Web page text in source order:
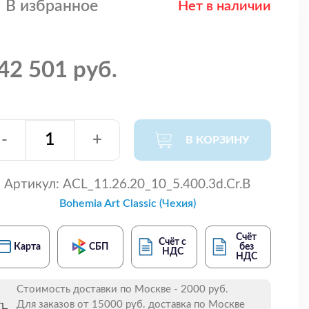
В избранное Нет в наличии
501 руб.
- + В КОРЗИНУ
Артикул: ACL_11.26.20_10_5.400.3d.Cr.B
Bohemia Art Classic (Чехия)
Карта СБП
Счёт с
НДС
Счёт
без
НДС
Стоимость доставки по Москве - 2000 руб.
Для заказов от 15000 руб. доставка по Москве